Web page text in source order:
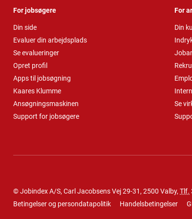
For jobsøgere
Din side
Evaluer din arbejdsplads
Se evalueringer
Opret profil
Apps til jobsøgning
Kaares Klumme
Ansøgningsmaskinen
Support for jobsøgere
For
Din
Se
© Jobindex A/S, Carl Jacobsens Vej 29-31, 2500 Valby, Tlf.
Betingelser og persondatapolitik
Handelsbetingelser